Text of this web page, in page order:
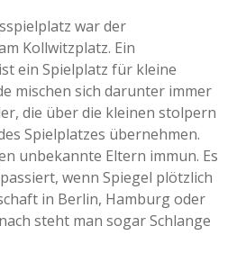
war der
Kollwitzplatz. Ein
ein Spielplatz für kleine
mischen sich darunter immer
die über die kleinen stolpern
Spielplatzes übernehmen.
unbekannte Eltern immun. Es
wenn Spiegel plötzlich
in Berlin, Hamburg oder
steht man sogar Schlange